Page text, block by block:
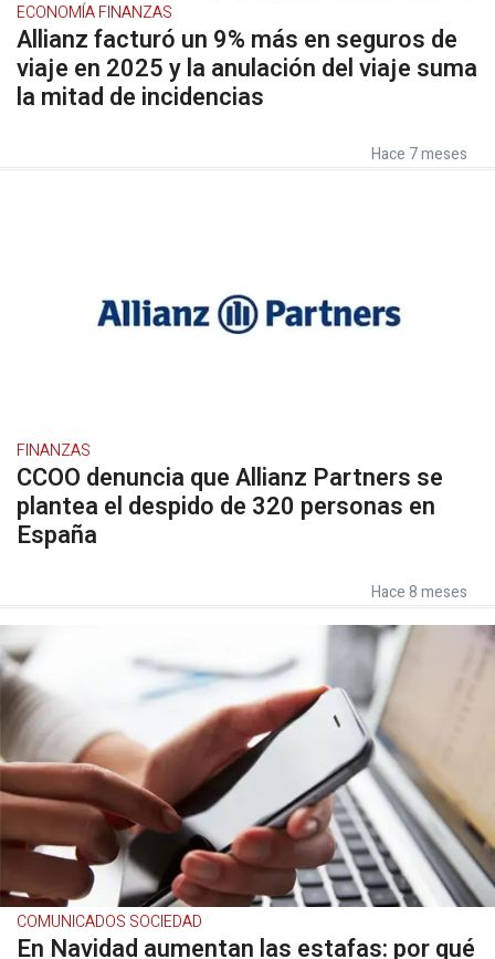
ECONOMÍA FINANZAS
Allianz facturó un 9% más en seguros de
viaje en 2025 y la anulación del viaje suma
la mitad de incidencias
Hace 7 meses
FINANZAS
CCOO denuncia que Allianz Partners se
plantea el despido de 320 personas en
España
Hace 8 meses
COMUNICADOS SOCIEDAD
En Navidad aumentan las estafas: por qué